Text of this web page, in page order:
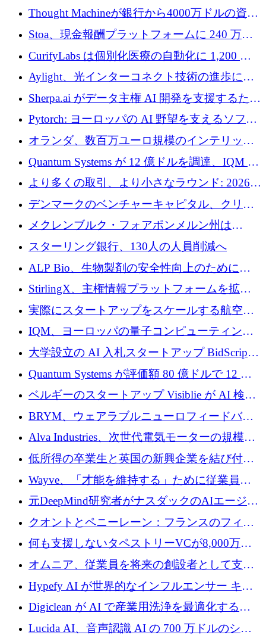
ニングに変えるために 700 万ポンドを獲得
Thought Machineが銀行から4000万ドルの資金
調達、年間収益1億ドルを突破
Stoa、現金報酬プラットフォームに 240 万ド
ルを確保
CurifyLabs は個別化医療の自動化に 1,200 万
ユーロを寄付
Aylight、光インターコネクト技術の進歩に向
けて450万ユーロのプレシードラウンドを終了
Sherpa.ai がデータ主権 AI 開発を支援するため
に 1,800 万ドルを調達
Pytorch: ヨーロッパの AI 野望を支えるソフト
ウェア層
オランダ、数百万ユーロ規模のインテリック
との提携で軍用ドローンにソフトウェアファ
ースト戦略を採用
Quantum Systems が 12 億ドルを調達、IQM が
米国の主要取引所で初の欧州量子企業とな
る、6 月に欧州のスタートアップ資金調達
より多くの取引、より小さなラウンド: 2026
年 6 月に欧州のスタートアップ資金調達
デンマークのベンチャーキャピタル、クリメ
ンタム・キャピタルが気候変動対策ハードウ
ェア投資として初回クローズで6,000万ユーロ
を確保
メクレンブルク・フォアポンメルン州は
Nextcloud を州全体に展開し、オープンソース
戦略を拡大
スターリング銀行、130人の人員削減へ
ALP Bio、生物製剤の安全性向上のために
Venture Kick から 16 万 1,000 ユーロを調達
StirlingX、主権情報プラットフォームを拡張
するためにシリーズ A で 2,000 万ドルを確保
実際にスタートアップをスケールする航空イ
ノベーション モデルを学ぶ
IQM、ヨーロッパの量子コンピューティング
企業として初めて米国の主要取引所に上場
大学設立の AI 入札スタートアップ BidScript
がプレシード資金総額 100 万ドルを突破
Quantum Systems が評価額 80 億ドルで 12 億
ドルを調達
ベルギーのスタートアップ Visiblie が AI 検索
の可視化のために 50 万ユーロを調達
BRYM、ウェアラブルニューロフィードバッ
クプラットフォームの開発に65万ユーロを確
Alva Industries、次世代電気モーターの規模拡
大に 1,600 万ユーロを調達
低所得の卒業生と英国の新興企業を結び付け
るためにCommon Pathを開始
Wayve、「才能を維持する」ために従業員に
8,500万ドルの株式公開買い付けを実施
元DeepMind研究者がナスダックのAIエージェ
ントを拡張するためにCreandumの資金調達で
記録を獲得
クオントとペニーレーン：フランスのフィン
テックの友人と敵
何も支援しないタペストリーVCが8,000万ド
ルの資金を調達、ロンドン事務所を開設
オムニア、従業員を将来の創設者として支援
するために Firedrop でファンドを立ち上げる
Hypefy AI が世界的なインフルエンサー キャ
ンペーンを自動化するためにシリーズ A で
720 万ドルを調達
Digiclean が AI で産業用洗浄を最適化するた
めに 250 万ユーロを調達
Lucida AI、音声認識 AI の 700 万ドルのシー